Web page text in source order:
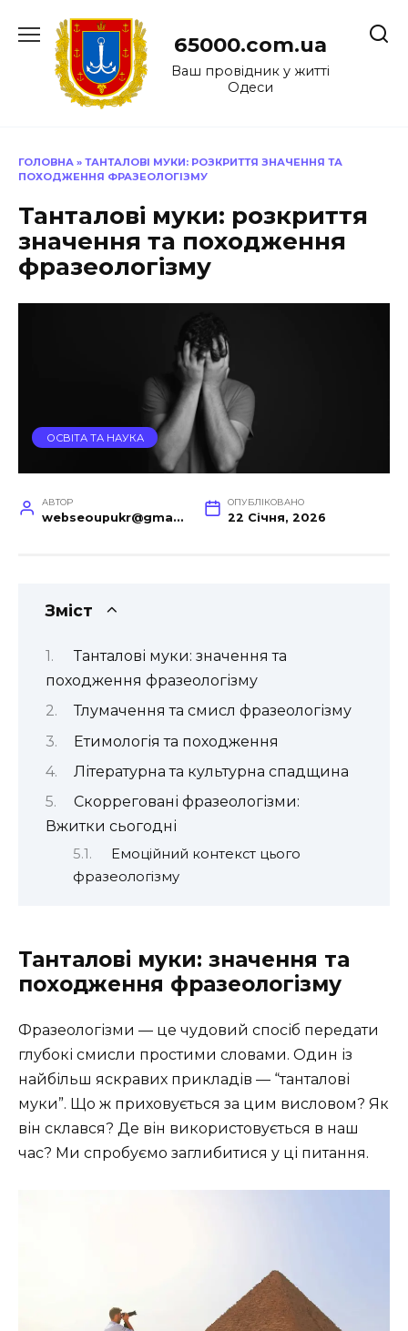
до
65000.com.ua
Ваш провідник у житті
Одеси
ГОЛОВНА » ТАНТАЛОВІ МУКИ: РОЗКРИТТЯ ЗНАЧЕННЯ ТА
ПОХОДЖЕННЯ ФРАЗЕОЛОГІЗМУ
Танталові муки: розкриття
значення та походження
фразеологізму
ОСВІТА ТА НАУКА
АВТОР
webseoupukr@gmail.com
ОПУБЛІКОВАНО
22 Січня, 2026
Зміст
Танталові муки: значення та
походження фразеологізму
Тлумачення та смисл фразеологізму
Етимологія та походження
Літературна та культурна спадщина
Скорреговані фразеологізми:
Вжитки сьогодні
Емоційний контекст цього
фразеологізму
Танталові муки: значення та
походження фразеологізму
Фразеологізми — це чудовий спосіб передати
глубокі смисли простими словами. Один із
найбільш яскравих прикладів — “танталові
муки”. Що ж приховується за цим висловом? Як
він склався? Де він використовується в наш
час? Ми спробуємо заглибитися у ці питання.